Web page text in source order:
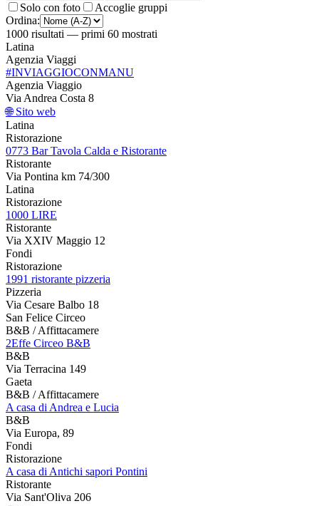
Solo con foto
Accoglie gruppi
Ordina:
1000 risultati — primi 60 mostrati
Latina
Agenzia Viaggi
#INVIAGGIOCONMANU
Agenzia Viaggio
Via Andrea Costa 8
🌐 Sito web
Latina
Ristorazione
0773 Bar Tavola Calda e Ristorante
Ristorante
Via Pontina km 74/300
Latina
Ristorazione
1000 LIRE
Ristorante
Via XXIV Maggio 12
Fondi
Ristorazione
1991 ristorante pizzeria
Pizzeria
Via Cesare Balbo 18
San Felice Circeo
B&B / Affittacamere
2Effe Circeo B&B
B&B
Via Terracina 149
Gaeta
B&B / Affittacamere
A casa di Andrea e Lucia
B&B
Via Europa, 89
Fondi
Ristorazione
A casa di Antichi sapori Pontini
Ristorante
Via Sant'Oliva 206